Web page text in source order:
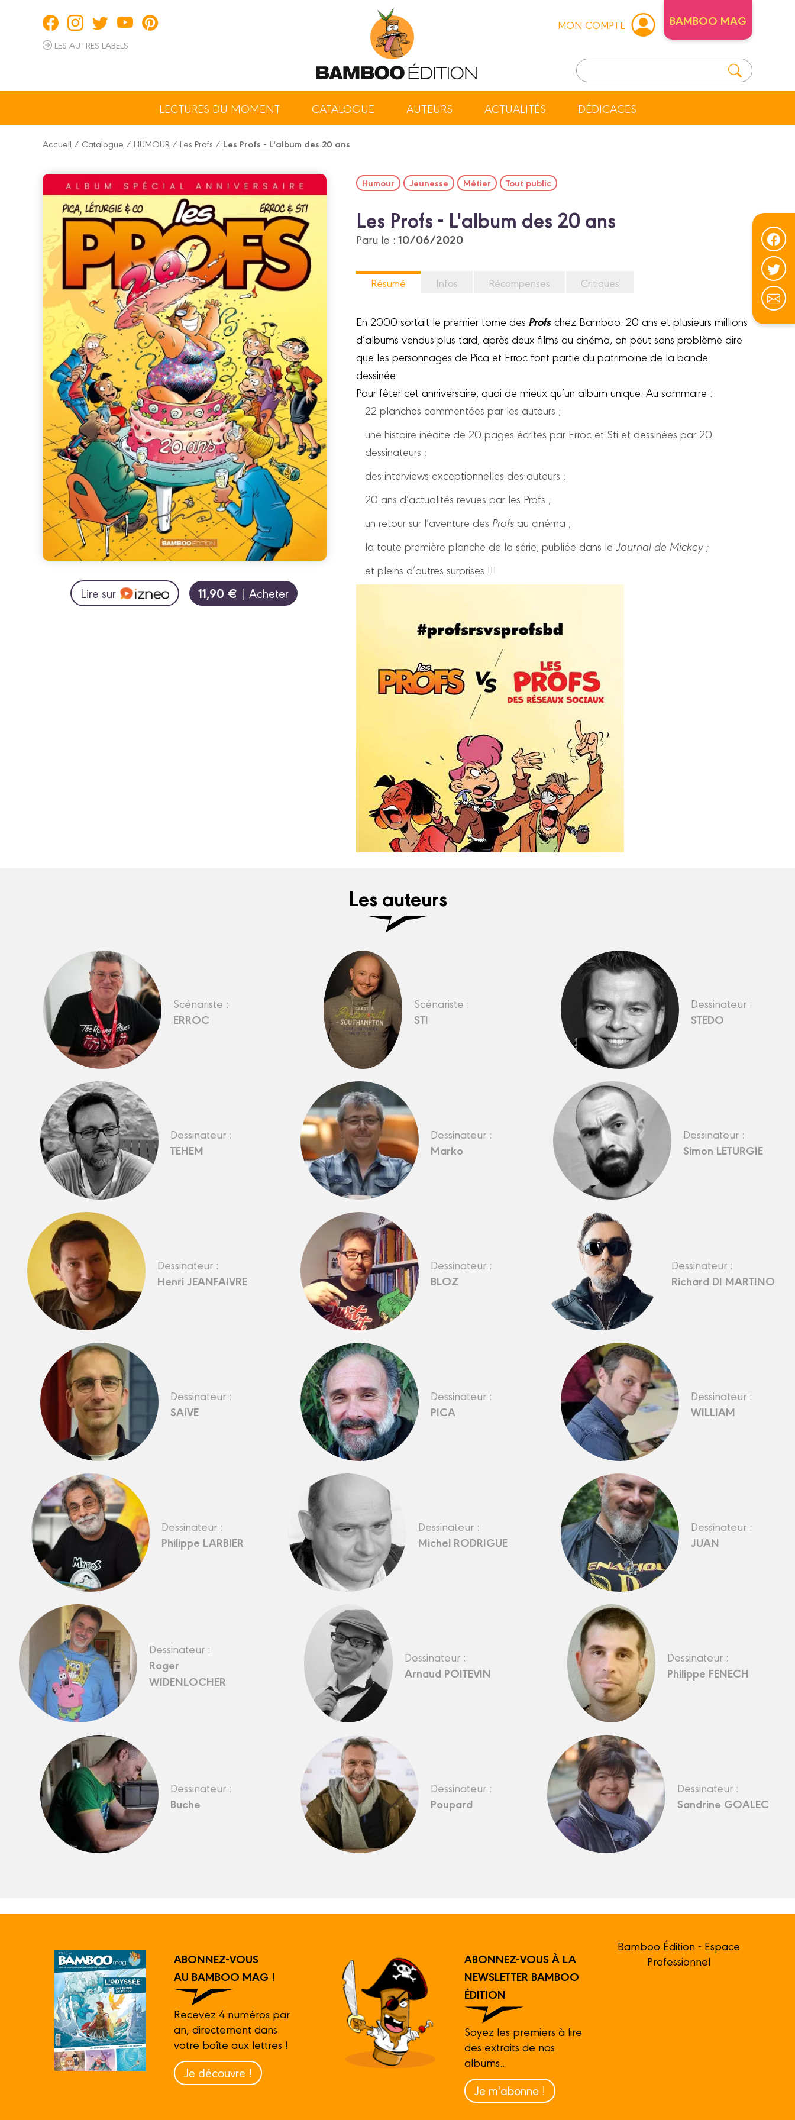
LES AUTRES LABELS
MON COMPTE BAMBOO MAG
LECTURES DU MOMENT CATALOGUE AUTEURS ACTUALITÉS DÉDICACES
Accueil / Catalogue / HUMOUR / Les Profs / Les Profs - L'album des 20 ans
Lire sur 11,90 € | Acheter
Humour Jeunesse Métier Tout public
Les Profs - L'album des 20 ans
Paru le : 10/06/2020
Résumé Infos Récompenses Critiques
En 2000 sortait le premier tome des Profschez Bamboo. 20 ans et plusieurs millions
d’albums vendus plus tard, après deux films au cinéma, on peut sans problème dire
que les personnages de Pica et Erroc font partie du patrimoine de la bande
dessinée.
Pour fêter cet anniversaire, quoi de mieux qu’un album unique. Au sommaire :
22 planches commentées par les auteurs ;
une histoire inédite de 20 pages écrites par Erroc et Sti et dessinées par 20
dessinateurs ;
des interviews exceptionnelles des auteurs ;
20 ans d’actualités revues par les Profs ;
un retour sur l’aventure des Profsau cinéma ;
la toute première planche de la série, publiée dans leJournal de Mickey ;
et pleins d’autres surprises !!!
Les auteurs
Scénariste :
ERROC
Scénariste :
STI
Dessinateur :
STEDO
Dessinateur :
TEHEM
Dessinateur :
Marko
Dessinateur :
Simon LETURGIE
Dessinateur :
Henri JEANFAIVRE
Dessinateur :
BLOZ
Dessinateur :
Richard DI MARTINO
Dessinateur :
SAIVE
Dessinateur :
PICA
Dessinateur :
WILLIAM
Dessinateur :
Philippe LARBIER
Dessinateur :
Michel RODRIGUE
Dessinateur :
JUAN
Dessinateur :
Roger
WIDENLOCHER
Dessinateur :
Arnaud POITEVIN
Dessinateur :
Philippe FENECH
Dessinateur :
Buche
Dessinateur :
Poupard
Dessinateur :
Sandrine GOALEC
ABONNEZ-VOUS
AU BAMBOO MAG !
Recevez 4 numéros par
an, directement dans
votre boîte aux lettres !
Je découvre !
ABONNEZ-VOUS À LA
NEWSLETTER BAMBOO
ÉDITION
Soyez les premiers à lire
des extraits de nos
albums...
Je m'abonne !
Bamboo Édition - Espace
Professionnel